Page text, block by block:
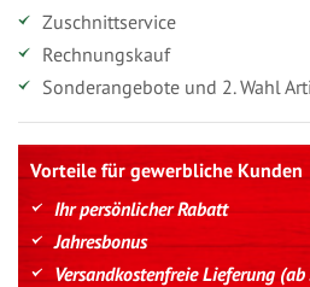
Zuschnittservice
Rechnungskauf
Sonderangebote und 2. Wahl
Vorteile für gewerbliche Kunden
Ihr persönlicher Rabatt
Jahresbonus
Versandkostenfreie Lieferung (ab